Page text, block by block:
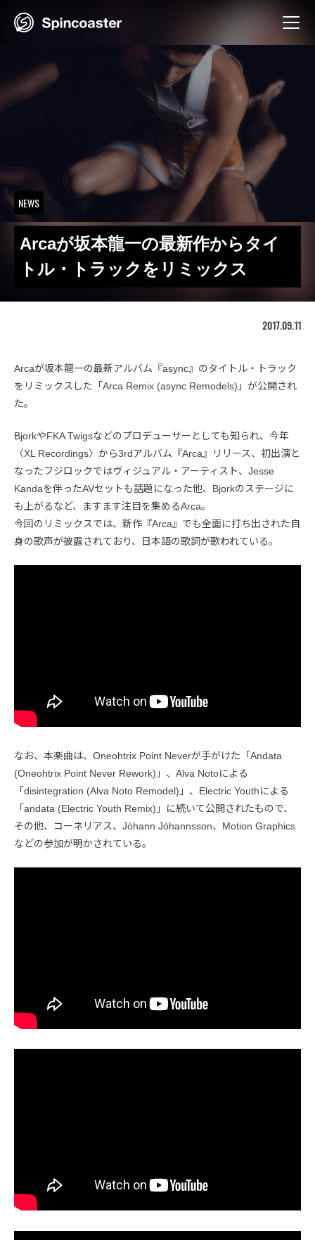
NEWS
Arcaが坂本龍一の最新作からタイ
トル・トラックをリミックス
2017.09.11
Arcaが坂本龍一の最新アルバム『async』のタイトル・トラック
をリミックスした「Arca Remix (async Remodels)」が公開され
た。
BjorkやFKA Twigsなどのプロデューサーとしても知られ、今年
〈XL Recordings〉から3rdアルバム『Arca』リリース、初出演と
なったフジロックではヴィジュアル・アーティスト、Jesse
Kandaを伴ったAVセットも話題になった他、Bjorkのステージに
も上がるなど、ますます注目を集めるArca。
今回のリミックスでは、新作『Arca』でも全面に打ち出された自
身の歌声が披露されており、日本語の歌詞が歌われている。
なお、本楽曲は、Oneohtrix Point Neverが手がけた「Andata
(Oneohtrix Point Never Rework)」、Alva Notoによる
「disintegration (Alva Noto Remodel)」、Electric Youthによる
「andata (Electric Youth Remix)」に続いて公開されたもので、
その他、コーネリアス、Jóhann Jóhannsson、Motion Graphics
などの参加が明かされている。